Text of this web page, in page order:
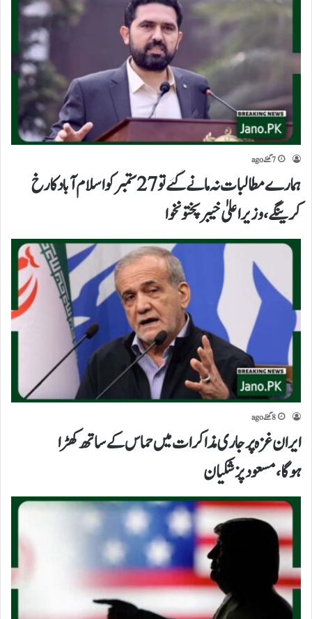
7 گھنٹے ago
ہمارےمطالبات نہ مانے گئے تو27 ستمبرکواسلام آباد کارخ
کرینگے، وزیراعلیٰ خیبرپختونخوا
8 گھنٹے ago
ایران غزہ پر جاری مذاکرات میں حماس کے ساتھ کھڑا
ہوگا،مسعود پزشکیان